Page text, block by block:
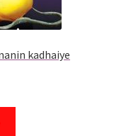
kadhaiye